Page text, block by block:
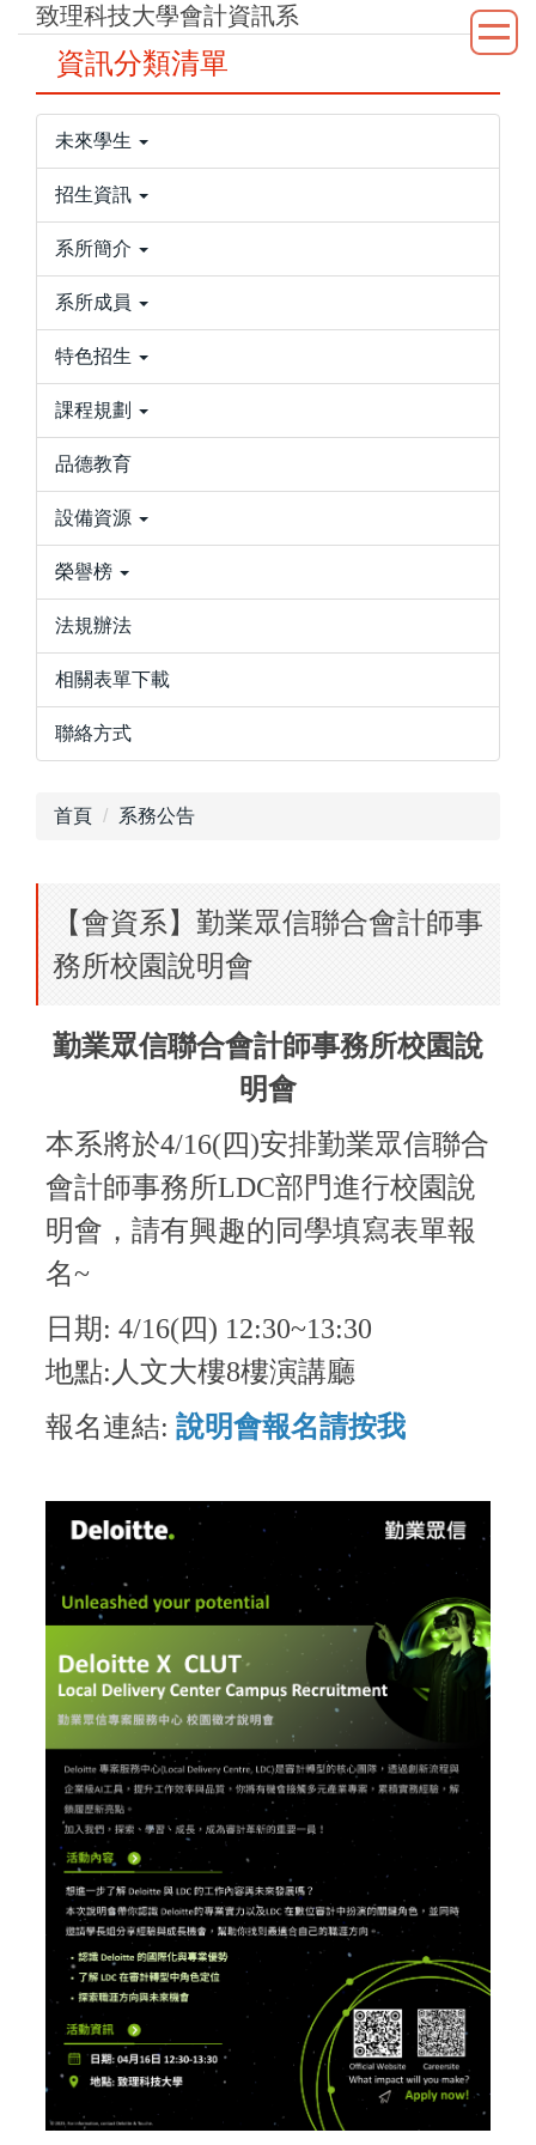
致理科技大學會計資訊系
資訊分類清單
未來學生
招生資訊
系所簡介
系所成員
特色招生
課程規劃
品德教育
設備資源
榮譽榜
法規辦法
相關表單下載
聯絡方式
首頁 系務公告
【會資系】勤業眾信聯合會計師事
務所校園說明會
勤業眾信聯合會計師事務所校園說
明會
本系將於4/16(四)安排勤業眾信聯合
會計師事務所LDC部門進行校園說
明會，請有興趣的同學填寫表單報
名~
日期: 4/16(四) 12:30~13:30
地點:人文大樓8樓演講廳
報名連結: 說明會報名請按我